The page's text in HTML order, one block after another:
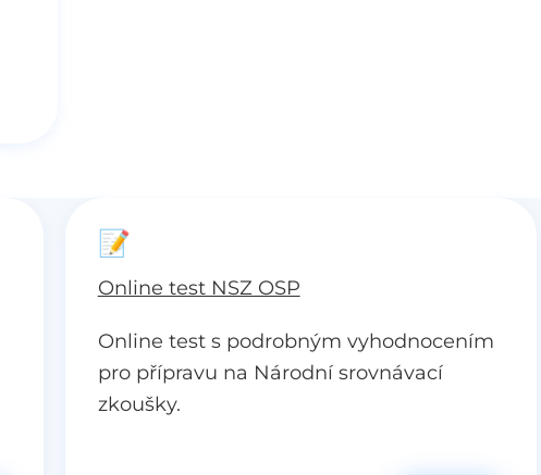
📝
Online test NSZ OSP
Online test s podrobným vyhodnocením
pro přípravu na Národní srovnávací
zkoušky.